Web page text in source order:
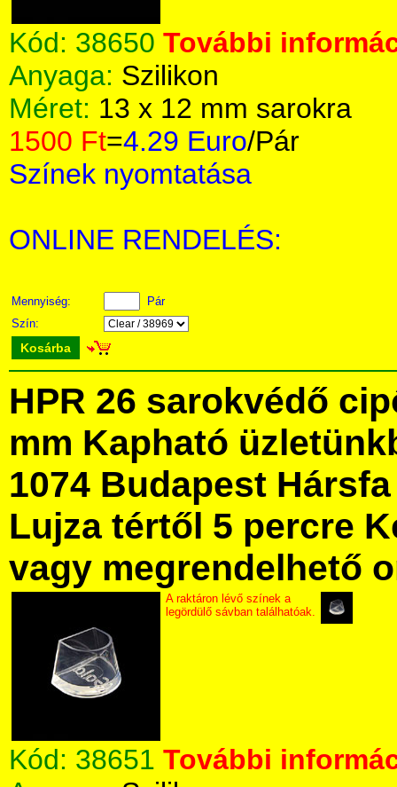
Kód: 38650 További
Anyaga: Szilikon
Méret: 13 x 12 mm sarokra
1500 Ft=4.29 Euro/Pár
Színek nyomtatása
ONLINE RENDELÉS:
Mennyiség:
Pár
Szín:
Kosárba
HPR 26 sarokvédő
mm Kapható
1074 Budapest
Lujza tértől 5 percre
vagy megrendelhető
A raktáron lévő színek a
legördülő sávban találhatóak.
Kód: 38651 További